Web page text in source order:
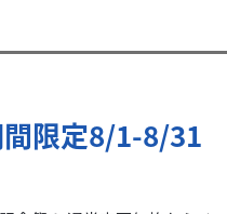
限定8/1-8/31